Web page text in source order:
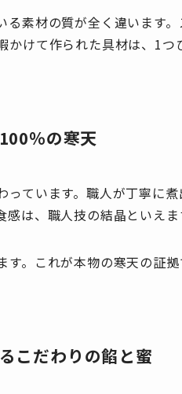
る素材の質が全く違います
かけて作られた具材は、1
％の寒天
っています。職人が丁寧に
は、職人技の結晶といえま
す。これが本物の寒天の証
こだわりの餡と蜜